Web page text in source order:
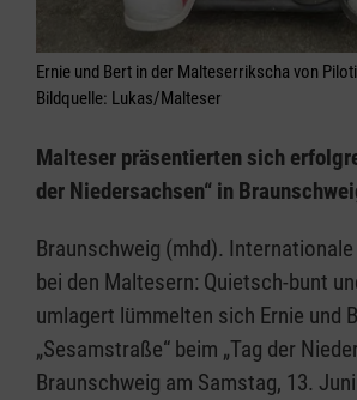
Ernie und Bert in der Malteserrikscha von
Bildquelle: Lukas/Malteser
Malteser präsentierten sich
der Niedersachsen“ in
Braunschweig (mhd).
bei den Maltesern: Quietsch-bunt
umlagert lümmelten sich Ernie und
„Sesamstraße“ beim „Tag der
Braunschweig am Samstag, 13.